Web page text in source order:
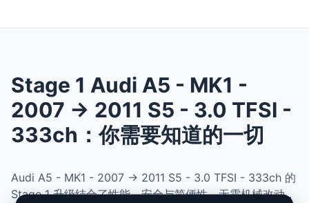
Stage 1 Audi A5 - MK1 -
2007 -> 2011 S5 - 3.0 TFSI -
333ch：你需要知道的一切
Audi A5 - MK1 - 2007 -> 2011 S5 - 3.0 TFSI - 333ch 的
Stage 1 升级结合了性能、安全与简便性。无需机械改动，